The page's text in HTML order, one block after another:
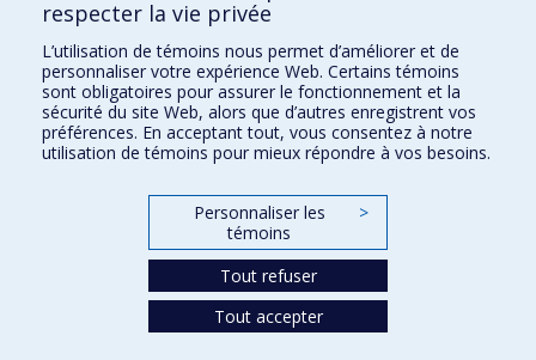
Kinésiologie et des sciences de l’activité physique
Orthophonie et audiologie
Réadaptation
Directions
DPC
CPASS
respecter la vie privée
L’utilisation de témoins nous permet d’améliorer et de
personnaliser votre expérience Web. Certains témoins
sont obligatoires pour assurer le fonctionnement et la
sécurité du site Web, alors que d’autres enregistrent vos
préférences. En acceptant tout, vous consentez à notre
utilisation de témoins pour mieux répondre à vos besoins.
Personnaliser les
témoins
>
Tout refuser
Tout accepter